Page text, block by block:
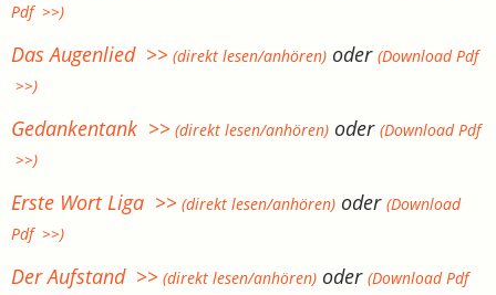
Pdf >>)
Das Augenlied >> (direkt lesen/anhören) oder(Download Pdf
>>)
Gedankentank >> (direkt lesen/anhören) oder(Download Pdf
>>)
Erste Wort Liga >> (direkt lesen/anhören) oder(Download
Pdf >>)
Der Aufstand >> (direkt lesen/anhören) oder(Download Pdf